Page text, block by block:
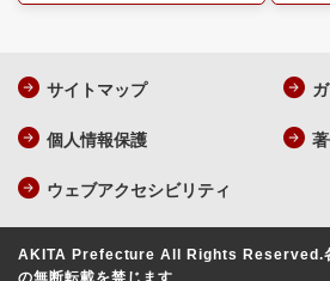
サイトマップ
個人情報保護
ウェブアクセシビリティ
AKITA Prefecture All Rights Reserved.
の無断転載を禁じます